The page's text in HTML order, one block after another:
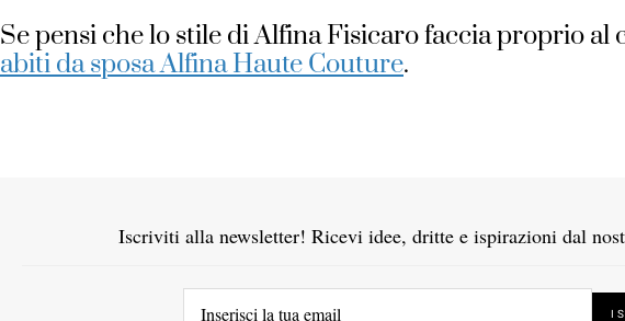
Se pensi che lo stile di Alfina Fisicaro faccia proprio al
abiti da sposa Alfina Haute Couture.
Iscriviti alla newsletter! Ricevi idee, dritte e ispirazioni dal